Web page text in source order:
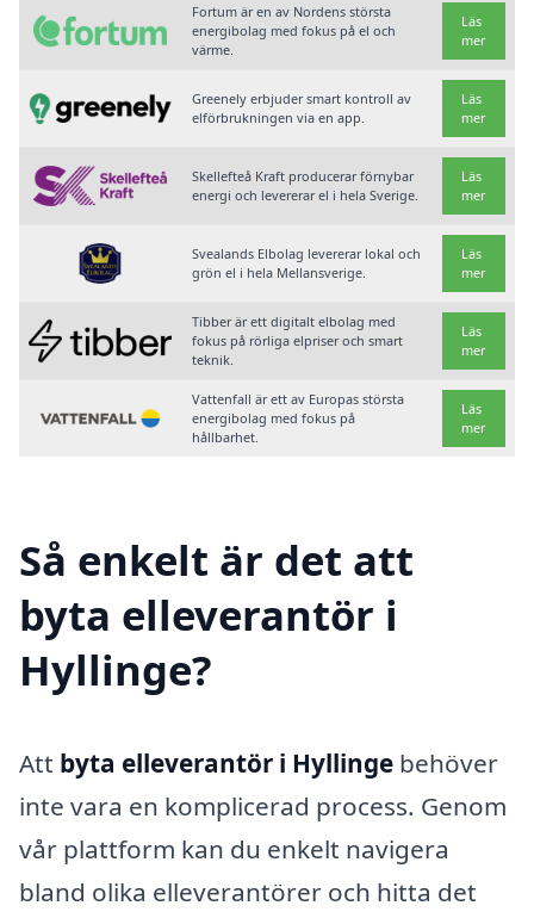
Fortum är en av Nordens största
energibolag med fokus på el och
värme.
Läs
mer
Greenely erbjuder smart kontroll av
elförbrukningen via en app.
Läs
mer
Skellefteå Kraft producerar förnybar
energi och levererar el i hela Sverige.
Läs
mer
Svealands Elbolag levererar lokal och
grön el i hela Mellansverige.
Läs
mer
Tibber är ett digitalt elbolag med
fokus på rörliga elpriser och smart
teknik.
Läs
mer
Vattenfall är ett av Europas största
energibolag med fokus på
hållbarhet.
Läs
mer
Så enkelt är det att
byta elleverantör i
Hyllinge?
Att byta elleverantör i Hyllinge behöver
inte vara en komplicerad process. Genom
vår plattform kan du enkelt navigera
bland olika elleverantörer och hitta det